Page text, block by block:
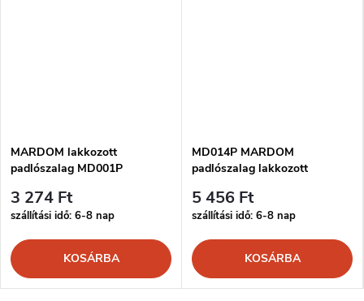
MARDOM lakkozott
padlószalag MD001P
3 274 Ft
szállítási idő: 6-8 nap
KOSÁRBA
MD014P MARDOM
padlószalag lakkozott
5 456 Ft
szállítási idő: 6-8 nap
KOSÁRBA